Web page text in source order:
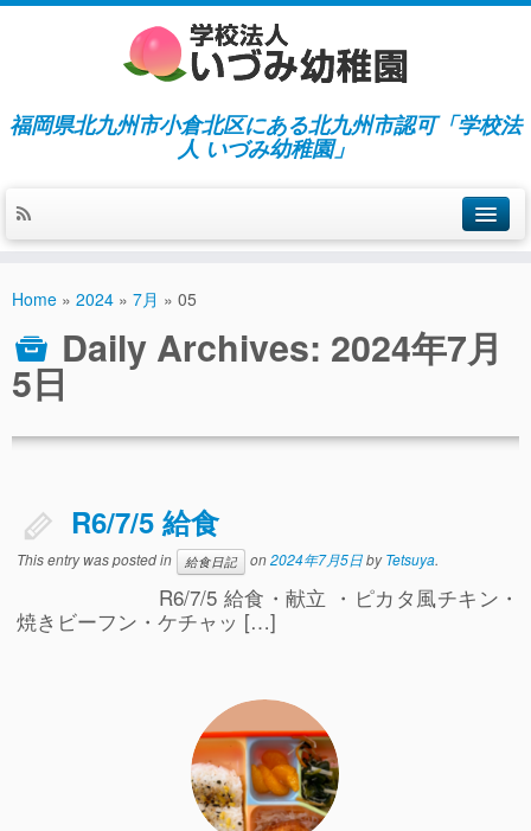
福岡県北九州市小倉北区にある北九州市認可「学校法
人 いづみ幼稚園」
施設紹介
通園について
事故や怪我について
2歳児クラス(ももたろうクラブ)
Home » 2024 » 7月 » 05
Daily Archives: 2024年7月
5日
R6/7/5 給食
This entry was posted in 給食日記 on2024年7月5日byTetsuya.
R6/7/5 給食・献立 ・ピカタ風チキン・
焼きビーフン・ケチャッ […]